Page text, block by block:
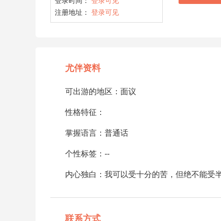
注册地址： 登录可见
尤伴资料
可出游的地区：面议
性格特征：
掌握语言：普通话
个性标签：--
内心独白：我可以受十分的苦，但绝不能受
联系方式